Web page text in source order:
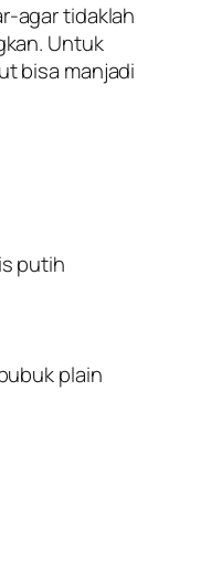
agar tidaklah
Untuk
bisa manjadi
putih
plain